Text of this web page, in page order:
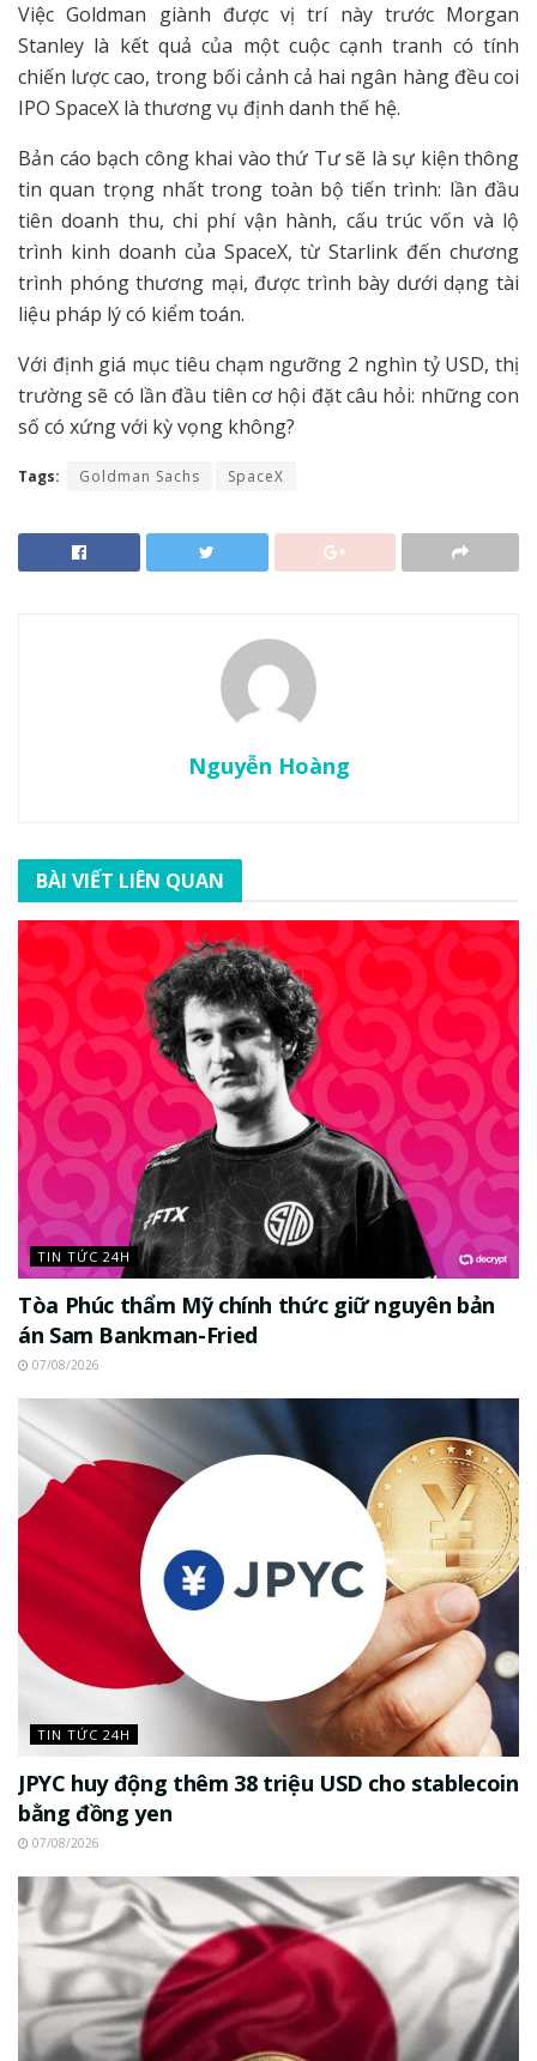
Việc Goldman giành được vị trí này trước Morgan
Stanley là kết quả của một cuộc cạnh tranh có tính
chiến lược cao, trong bối cảnh cả hai ngân hàng đều coi
IPO SpaceX là thương vụ định danh thế hệ.
Bản cáo bạch công khai vào thứ Tư sẽ là sự kiện thông
tin quan trọng nhất trong toàn bộ tiến trình: lần đầu
tiên doanh thu, chi phí vận hành, cấu trúc vốn và lộ
trình kinh doanh của SpaceX, từ Starlink đến chương
trình phóng thương mại, được trình bày dưới dạng tài
liệu pháp lý có kiểm toán.
Với định giá mục tiêu chạm ngưỡng 2 nghìn tỷ USD, thị
trường sẽ có lần đầu tiên cơ hội đặt câu hỏi: những con
số có xứng với kỳ vọng không?
Tags: Goldman Sachs SpaceX
Nguyễn Hoàng
BÀI VIẾT LIÊN QUAN
TIN TỨC 24H
Tòa Phúc thẩm Mỹ chính thức giữ nguyên bản
án Sam Bankman-Fried
07/08/2026
TIN TỨC 24H
JPYC huy động thêm 38 triệu USD cho stablecoin
bằng đồng yen
07/08/2026